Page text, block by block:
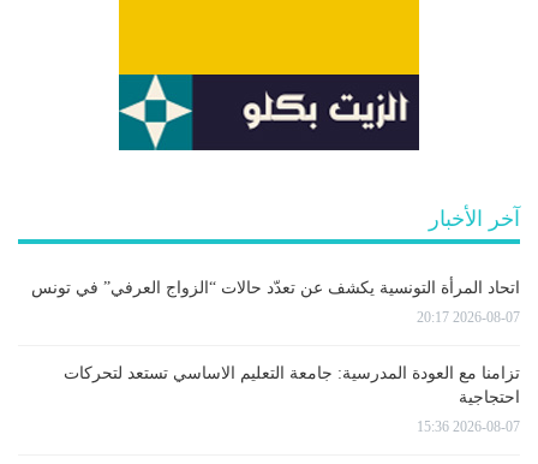
آخر الأخبار
اتحاد المرأة التونسية يكشف عن تعدّد حالات “الزواج العرفي” في تونس
2026-08-07 20:17
تزامنا مع العودة المدرسية: جامعة التعليم الاساسي تستعد لتحركات
احتجاجية
2026-08-07 15:36